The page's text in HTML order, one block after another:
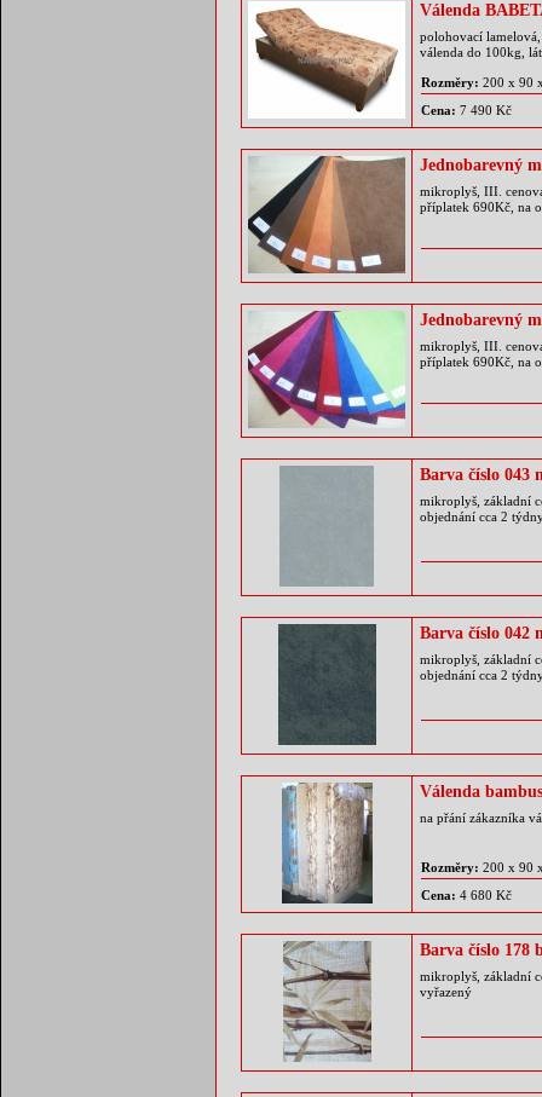
Válenda
polohovací
válenda do 100kg,
Rozměry: 200 x 90
Cena: 7 490 Kč
Jednobarevný
mikroplyš, III.
příplatek 690Kč, na
Jednobarevný
mikroplyš, III.
příplatek 690Kč, na
Barva číslo 043
mikroplyš, základní
objednání cca 2
Barva číslo 042
mikroplyš, základní
objednání cca 2
Válenda
na přání zákazníka
Rozměry: 200 x 90
Cena: 4 680 Kč
Barva číslo 178
mikroplyš, základní
vyřazený